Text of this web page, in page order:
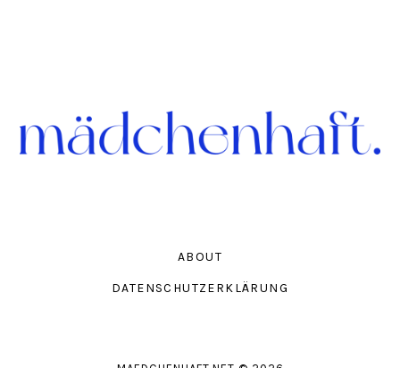
ABOUT
DATENSCHUTZERKLÄRUNG